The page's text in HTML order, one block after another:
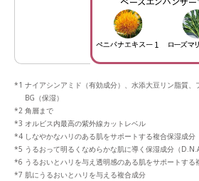
ナイアシンアミド（有効成分）、水添大豆リン脂質、
BG（保湿）
角層まで
オルビス内最高の紫外線カットレベル
しなやかなハリのある肌をサポートする複合保湿成分
うるおって明るくなめらかな肌に導く保湿成分（
うるおいとハリを与え透明感のある肌をサポートする
肌にうるおいとハリを与える複合成分